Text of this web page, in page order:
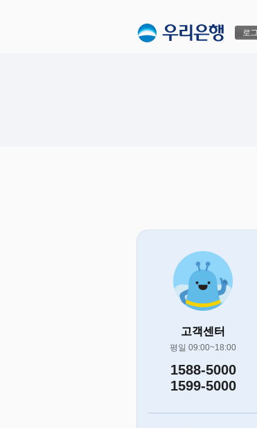
로
고객센터
평일 09:00~18:00
1588-5000
1599-5000